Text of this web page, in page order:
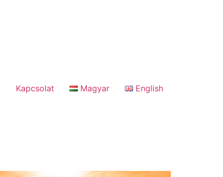
Kapcsolat Magyar English